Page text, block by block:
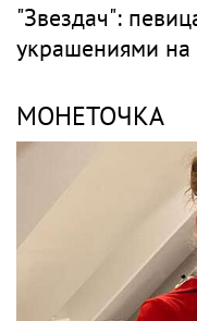
"Звездач":
украшениями
МОНЕТОЧКА